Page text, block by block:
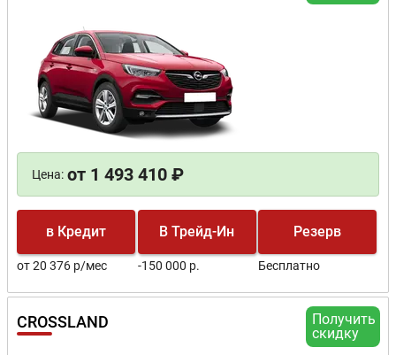
Цена: от 1 493 410 ₽
в Кредит
от 20 376 р/мес
В Трейд-Ин
-150 000 р.
Резерв
Бесплатно
Получить
скидку
CROSSLAND